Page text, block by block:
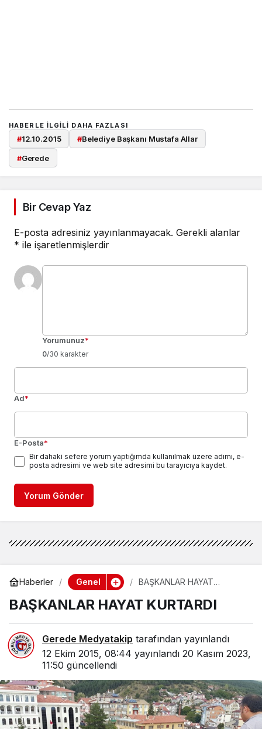
HABERLE ILGILI DAHA FAZLASI
#12.10.2015 #Belediye Başkanı Mustafa Allar
#Gerede
Bir Cevap Yaz
E-posta adresiniz yayınlanmayacak. Gerekli alanlar
* ile işaretlenmişlerdir
Yorumunuz*
0/30 karakter
Ad*
E-Posta*
Bir dahaki sefere yorum yaptığımda kullanılmak üzere adımı, e-
posta adresimi ve web site adresimi bu tarayıcıya kaydet.
Yorum Gönder
Haberler Genel
BAŞKANLAR HAYAT
BAŞKANLAR HAYAT KURTARDI
Gerede Medyatakip tarafından yayınlandı
12 Ekim 2015, 08:44 yayınlandı 20 Kasım 2023,
11:50 güncellendi